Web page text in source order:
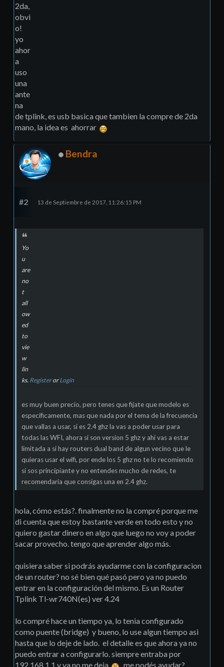
2da,
obvi
o!
yo
ahor
a
uso
una
ante
na
de tplink, es usb basica que tambien la compre de 2da
mano, la idea es ahorrar
Bendra
#2 13 de Septiembre de 2017, 11:26:15 PM
Yo
u
are
no
t
all
ow
ed
to
vie
w
lin
ks. RegisterorLogin
es muy buen precio, pero tenes que fijate que modelo es
especificamente, mas que nada por el tema de la frecuencia
que vallas a usar, si es 2.4 ghz la vas a poder usar para
todas las WFI, ahora si son version 5 ghz y ahi vas a estar
limitada a si hay routers dual band de algun vecino que le
quieras usar el wifi, por ende los 5 ghz no te lo recomiendo
si sos principiante y no entendes mucho de redes, te
recomendaria que consigas una en 2.4 ghz.
hola, cómo estás?. finalmente no la compré porque me
di cuenta que estoy bastante verde en todo esto y no
quiero gastar dinero en algo que luego no voy a poder
sacar provecho. tengo que aprender algo más.
quisiera saber si podrás ayudarme con la configuracion
de un router? no sé bien qué pasó pero ya no puedo
entrar en la configuración del mismo. Es un Router
Tplink Tl-wr740N(es) ver 4.24
lo compré hace un tiempo ya, lo tenia configurado
como puente (bridge) y bueno, lo use algun tiempo asi
hasta que lo deje de lado. el detalle es que ahora ya no
puedo entrar a configurarlo. siempre entraba por
192.168.1.1 y ya no me deja
me podés ayudar?.